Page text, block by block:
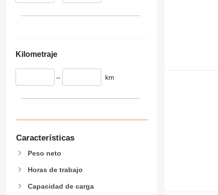
390
395
430
432
589
Kilometraje
– km
Características
Peso neto
Horas de trabajo
Capacidad de carga